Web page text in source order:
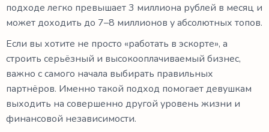
подходе легко превышает 3 миллиона рублей в месяц и
может доходить до 7–8 миллионов у абсолютных топов.
Если вы хотите не просто «работать в эскорте», а
строить серьёзный и высокооплачиваемый бизнес,
важно с самого начала выбирать правильных
партнёров. Именно такой подход помогает девушкам
выходить на совершенно другой уровень жизни и
финансовой независимости.